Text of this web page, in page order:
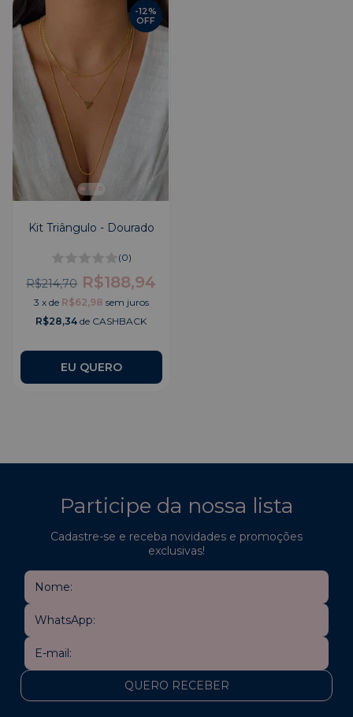
Kit Triângulo - Dourado
(0)
R$214,70 R$188,94
-12%
OFF
3 x de R$62,98 sem juros
R$28,34 de CASHBACK
EU QUERO
Participe da nossa lista
Cadastre-se e receba novidades e promoções
exclusivas!